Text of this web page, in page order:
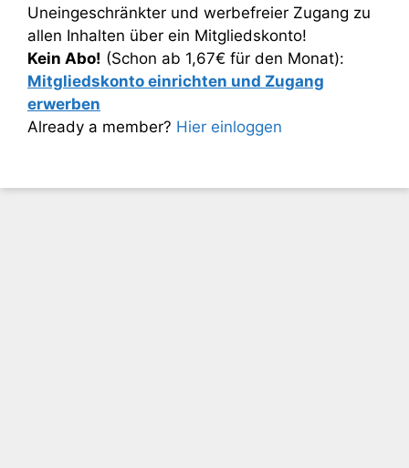
Uneingeschränkter und werbefreier Zugang zu
allen Inhalten über ein Mitgliedskonto!
Kein Abo! (Schon ab 1,67€ für den Monat):
Mitgliedskonto einrichten und Zugang
erwerben
Already a member? Hier einloggen